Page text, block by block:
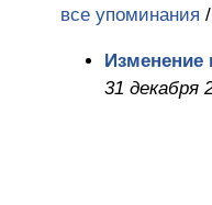
все упоминания /
Изменение
31 декабря